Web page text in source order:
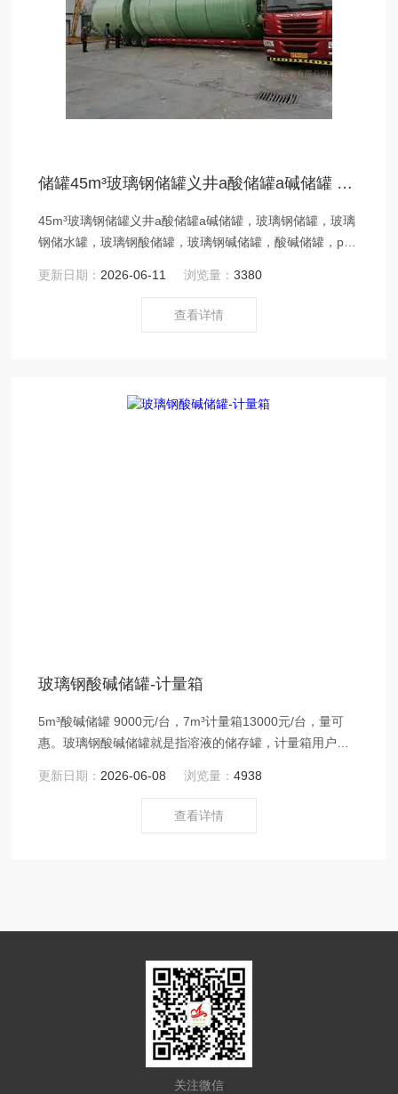
储罐45m³玻璃钢储罐义井a酸储罐a碱储罐 盐酸储罐
45m³玻璃钢储罐义井a酸储罐a碱储罐，玻璃钢储罐，玻璃
钢储水罐，玻璃钢酸储罐，玻璃钢碱储罐，酸碱储罐，pvc
更新日期： 2026-06-11 浏览量：3380
查看详情
玻璃钢酸碱储罐-计量箱
5m³酸碱储罐 9000元/台，7m³计量箱13000元/台，量可
惠。玻璃钢酸碱储罐就是指溶液的储存罐，计量箱用户要
更新日期： 2026-06-08 浏览量：4938
查看详情
关注微信